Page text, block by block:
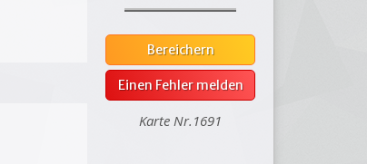
Bereichern
Einen Fehler melden
Karte Nr.1691